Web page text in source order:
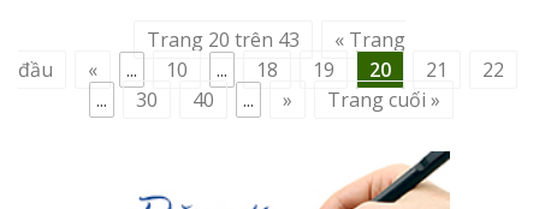
Trang 20 trên 43
« Trang
đầu
« ... 10 ... 18 19 20 21
22
...
30 40 ... » Trang cuối »